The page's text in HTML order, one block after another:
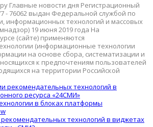
Главные новости дня Регистрационный
76062 выдан Федеральной службой по
информационных технологий и массовых
19 июня 2019 года На
(сайте) применяются
(информационные технологии
на основе сбора, систематизации и
к предпочтениям пользователей
на территории Российской
рекомендательных технологий в
ресурса «24СМИ»
в блоках платформы
технологий в виджетах